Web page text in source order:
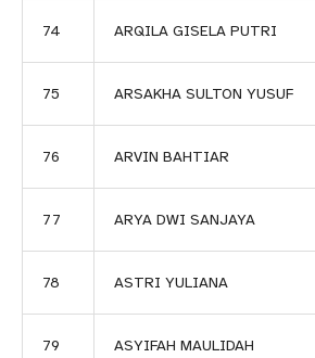
74 ARQILA GISELA PUTRI
75 ARSAKHA SULTON YUSUF
76 ARVIN BAHTIAR
77 ARYA DWI SANJAYA
78 ASTRI YULIANA
79 ASYIFAH MAULIDAH